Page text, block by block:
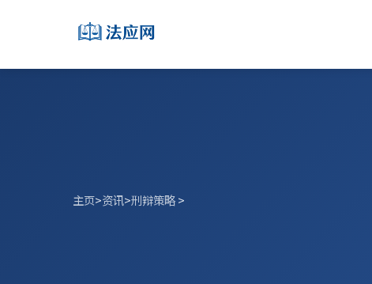
主页>资讯>刑辩策略>